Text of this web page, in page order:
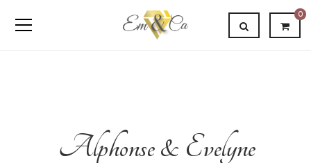
0
Alphonse & Evelyne